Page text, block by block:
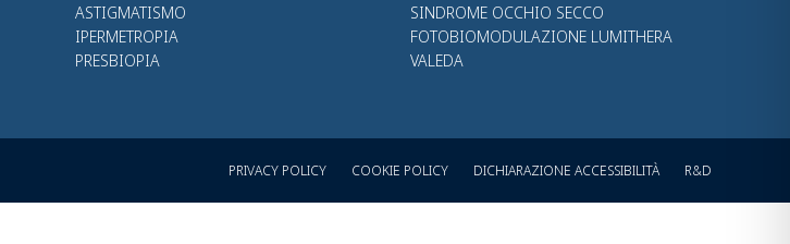
ASTIGMATISMO
IPERMETROPIA
PRESBIOPIA
SINDROME OCCHIO SECCO
FOTOBIOMODULAZIONE LUMITHERA
VALEDA
PRIVACY POLICY COOKIE POLICY DICHIARAZIONE ACCESSIBILITÀ R&D